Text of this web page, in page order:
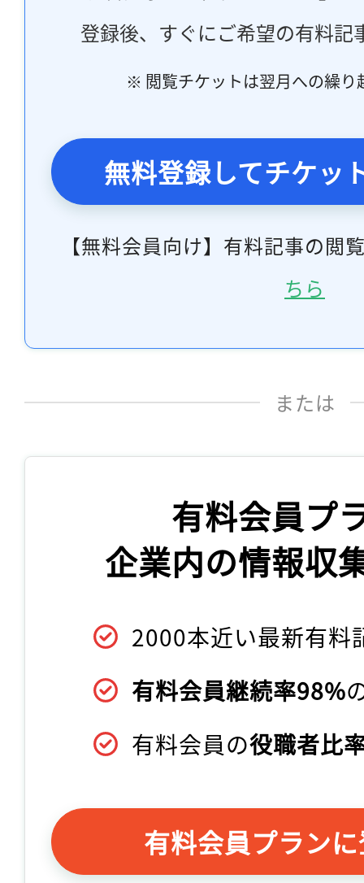
登録後、すぐにご希望の有料記
※ 閲覧チケットは翌月への繰り
無料登録してチケッ
【無料会員向け】有料記事の閲
ちら
または
有料会員プ
企業内の情報収
2000本近い最新有料
有料会員継続率98%
有料会員の役職者比
有料会員プラン